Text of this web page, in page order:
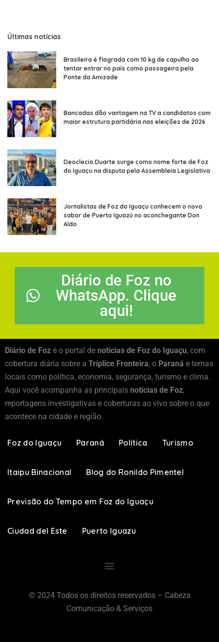
Últimas notícias
Brasileira é flagrada com 10 kg de capulho ao
tentar entrar no país como passageira pela
Ponte da Amizade
Bancadas dão vantagem na TV a candidatos com
maior estrutura partidária nas eleições de 2026
Deoclecio Duarte surge como nome forte de Foz
do Iguaçu na disputa pela Assembleia Legislativa
Jornalistas de Foz do Iguaçu conhecem o novo
sabor de Puerto Iguazú no aconchegante Don
Aldo
Diário de Foz no
WhatsApp. Clique
aqui!
Diário de Foz é o portal de notícias de Foz do Iguaçu, com
cobertura diária sobre a Tríplice Fronteira, o Paraná e temas
locais como política, economia, segurança, turismo e clima.
Aqui você acompanha as principais notícias de Foz,
reportagens investigativas e coberturas ao vivo sobre o que
acontece na cidade e região.
Foz do Iguaçu Paraná Política Turismo
Itaipu Binacional Blog do Ronildo Pimentel
Previsão do Tempo em Foz do Iguaçu
Ciudad del Este Puerto Iguazu
© 2024 Todos os direitos reservados – Cabeza
Comunicação & Serviços​